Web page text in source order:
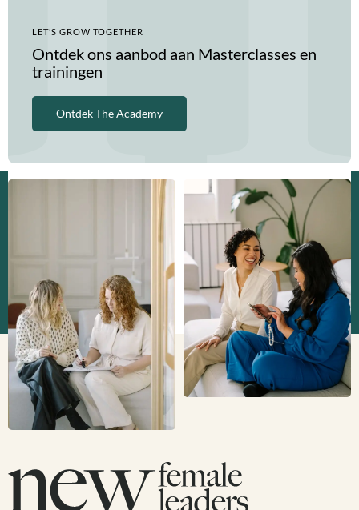
LET’S GROW TOGETHER
Ontdek ons aanbod aan Masterclasses en
trainingen
Ontdek The Academy